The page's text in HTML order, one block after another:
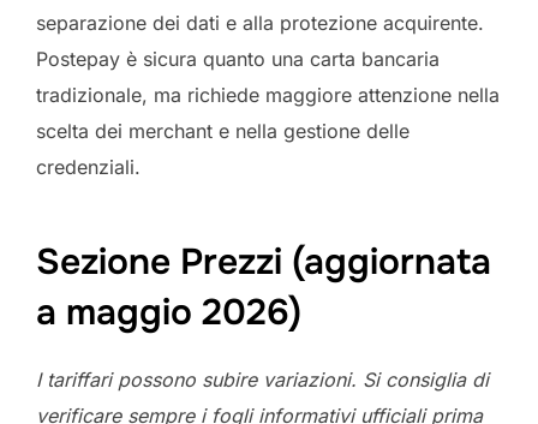
separazione dei dati e alla protezione acquirente.
Postepay è sicura quanto una carta bancaria
tradizionale, ma richiede maggiore attenzione nella
scelta dei merchant e nella gestione delle
credenziali.
Sezione Prezzi (aggiornata
a maggio 2026)
I tariffari possono subire variazioni. Si consiglia di
verificare sempre i fogli informativi ufficiali prima